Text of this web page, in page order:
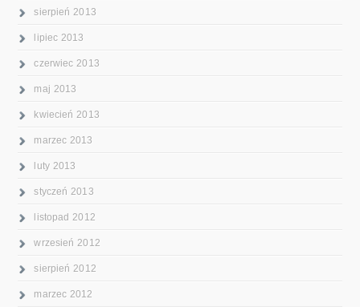
sierpień 2013
lipiec 2013
czerwiec 2013
maj 2013
kwiecień 2013
marzec 2013
luty 2013
styczeń 2013
listopad 2012
wrzesień 2012
sierpień 2012
marzec 2012